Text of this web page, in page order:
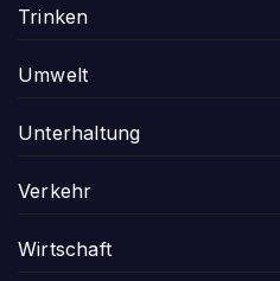
Trinken
Umwelt
Unterhaltung
Verkehr
Wirtschaft